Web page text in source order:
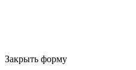
Закрыть форму